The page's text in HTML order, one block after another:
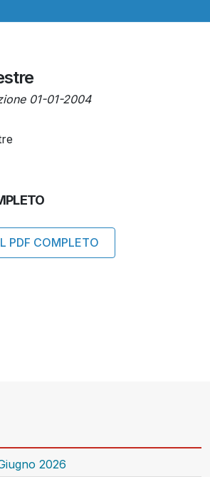
01-01-2004
PDF COMPLETO
2026